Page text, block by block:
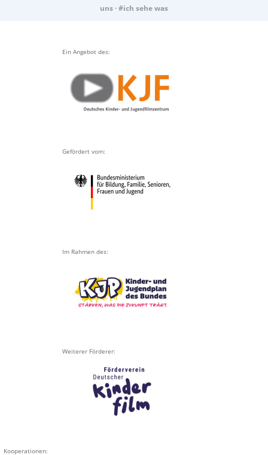
uns · #ich sehe was
Ein Angebot des:
Gefördert vom:
Im Rahmen des:
Weiterer Förderer:
Kooperationen: